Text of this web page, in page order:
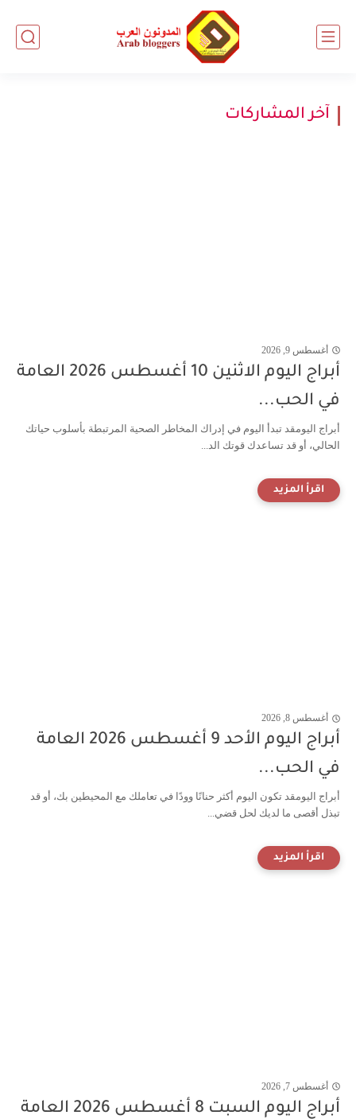
آخر المشاركات
أغسطس 9, 2026
أبراج اليوم الاثنين 10 أغسطس 2026 العامة
في الحب...
أبراج اليومقد تبدأ اليوم في إدراك المخاطر الصحية المرتبطة بأسلوب حياتك
الحالي، أو قد تساعدك قوتك الد...
أغسطس 8, 2026
أبراج اليوم الأحد 9 أغسطس 2026 العامة
في الحب...
أبراج اليومقد تكون اليوم أكثر حنانًا وودًا في تعاملك مع المحيطين بك، أو قد
تبذل أقصى ما لديك لحل قضي...
أغسطس 7, 2026
أبراج اليوم السبت 8 أغسطس 2026 العامة